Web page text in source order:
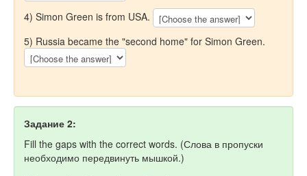
4) Simon Green is from USA.
5) Russia became the "second home" for Simon Green.
Задание 2:
Fill the gaps with the correct words. (Слова в пропуски
необходимо передвинуть мышкой.)